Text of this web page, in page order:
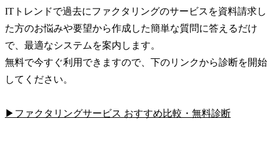
ITトレンドで過去にファクタリングのサービスを資料請求し
た方のお悩みや要望から作成した簡単な質問に答えるだけ
で、最適なシステムを案内します。
無料で今すぐ利用できますので、下のリンクから診断を開始
してください。
▶ファクタリングサービス おすすめ比較・無料診断